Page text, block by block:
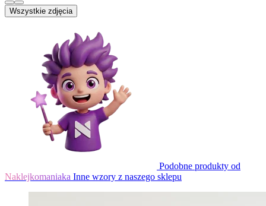
Wszystkie zdjęcia
Podobne produkty od
Naklejkomaniaka Inne wzory z naszego sklepu